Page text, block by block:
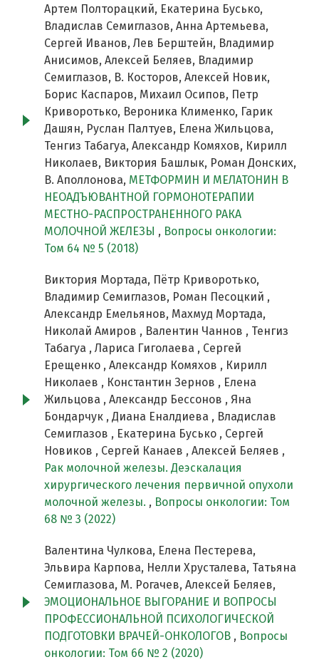
Артем Полторацкий, Екатерина Бусько,
Владислав Семиглазов, Анна Артемьева,
Сергей Иванов, Лев Берштейн, Владимир
Анисимов, Алексей Беляев, Владимир
Семиглазов, В. Косторов, Алексей Новик,
Борис Каспаров, Михаил Осипов, Петр
Криворотько, Вероника Клименко, Гарик
Дашян, Руслан Палтуев, Елена Жильцова,
Тенгиз Табагуа, Александр Комяхов, Кирилл
Николаев, Виктория Башлык, Роман Донских,
В. Аполлонова, МЕТФОРМИН И МЕЛАТОНИН В
НЕОАДЪЮВАНТНОЙ ГОРМОНОТЕРАПИИ
МЕСТНО-РАСПРОСТРАНЕННОГО РАКА
МОЛОЧНОЙ ЖЕЛЕЗЫ , Вопросы онкологии:
Том 64 № 5 (2018)
Виктория Мортада, Пётр Криворотько,
Владимир Семиглазов, Роман Песоцкий ,
Александр Емельянов, Махмуд Мортада,
Николай Амиров , Валентин Чаннов , Тенгиз
Табагуа , Лариса Гиголаева , Сергей
Ерещенко , Александр Комяхов , Кирилл
Николаев , Константин Зернов , Елена
Жильцова , Александр Бессонов , Яна
Бондарчук , Диана Еналдиева , Владислав
Семиглазов , Екатерина Бусько , Сергей
Новиков , Сергей Канаев , Алексей Беляев ,
Рак молочной железы. Деэскалация
хирургического лечения первичной опухоли
молочной железы. , Вопросы онкологии: Том
68 № 3 (2022)
Валентина Чулкова, Елена Пестерева,
Эльвира Карпова, Нелли Хрусталева, Татьяна
Семиглазова, М. Рогачев, Алексей Беляев,
ЭМОЦИОНАЛЬНОЕ ВЫГОРАНИЕ И ВОПРОСЫ
ПРОФЕССИОНАЛЬНОЙ ПСИХОЛОГИЧЕСКОЙ
ПОДГОТОВКИ ВРАЧЕЙ-ОНКОЛОГОВ , Вопросы
онкологии: Том 66 № 2 (2020)